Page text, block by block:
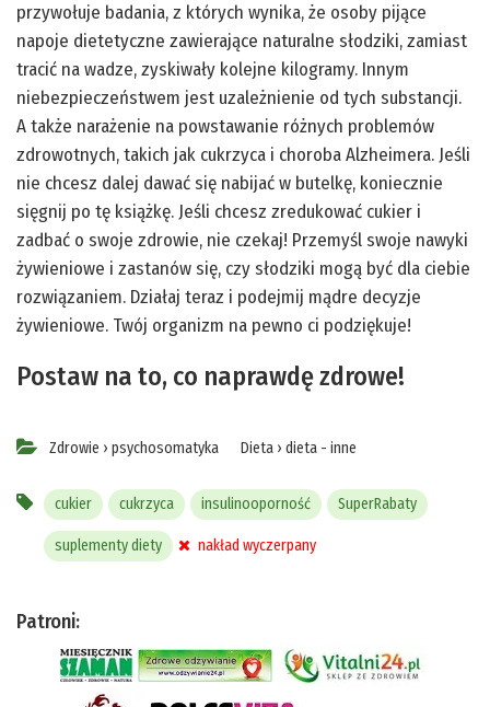
przywołuje badania, z których wynika, że osoby pijące
napoje dietetyczne zawierające naturalne słodziki, zamiast
tracić na wadze, zyskiwały kolejne kilogramy. Innym
niebezpieczeństwem jest uzależnienie od tych substancji.
A także narażenie na powstawanie różnych problemów
zdrowotnych, takich jak cukrzyca i choroba Alzheimera. Jeśli
nie chcesz dalej dawać się nabijać w butelkę, koniecznie
sięgnij po tę książkę. Jeśli chcesz zredukować cukier i
zadbać o swoje zdrowie, nie czekaj! Przemyśl swoje nawyki
żywieniowe i zastanów się, czy słodziki mogą być dla ciebie
rozwiązaniem. Działaj teraz i podejmij mądre decyzje
żywieniowe. Twój organizm na pewno ci podziękuje!
Postaw na to, co naprawdę zdrowe!
Zdrowie › psychosomatyka Dieta › dieta - inne
cukier cukrzyca insulinooporność SuperRabaty
suplementy diety nakład wyczerpany
Patroni: